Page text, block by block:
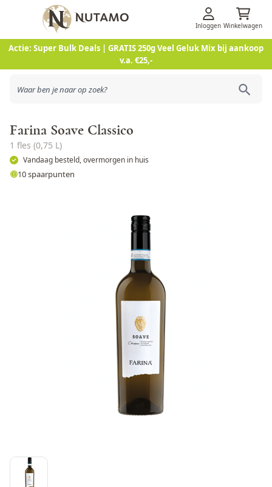
Actie: Super Bulk Deals | GRATIS 250g Veel Geluk Mix bij aankoop
v.a. €25,-
Ga naar de inhoud
Inloggen Winkelwagen
Farina Soave Classico
1 fles (0,75 L)
Vandaag besteld, overmorgen in huis
10 spaarpunten